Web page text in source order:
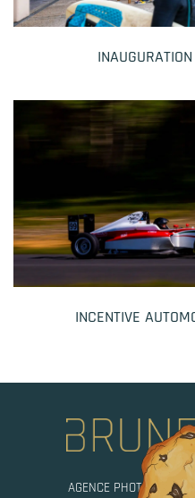
INCENTIVE
AGENCE PHOTO,